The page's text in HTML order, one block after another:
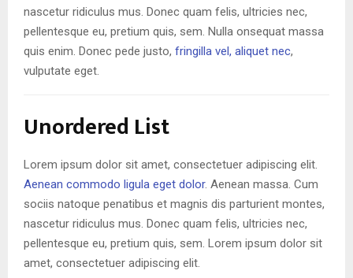
nascetur ridiculus mus. Donec quam felis, ultricies nec,
pellentesque eu, pretium quis, sem. Nulla onsequat massa
quis enim. Donec pede justo, fringilla vel, aliquet nec,
vulputate eget.
Unordered List
Lorem ipsum dolor sit amet, consectetuer adipiscing elit.
Aenean commodo ligula eget dolor. Aenean massa. Cum
sociis natoque penatibus et magnis dis parturient montes,
nascetur ridiculus mus. Donec quam felis, ultricies nec,
pellentesque eu, pretium quis, sem. Lorem ipsum dolor sit
amet, consectetuer adipiscing elit.